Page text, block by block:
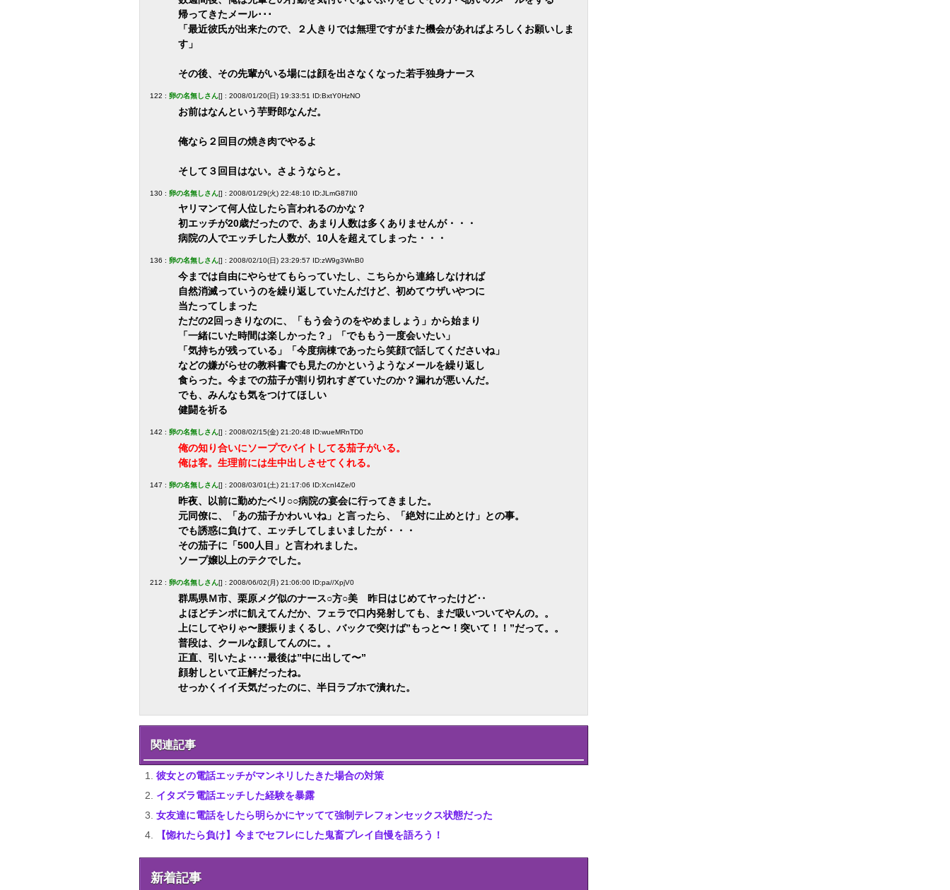
帰ってきたメール･･･
「最近彼氏が出来たので、２人きりでは無理ですがまた機会があればよろしくお願いしま
す」
その後、その先輩がいる場には顔を出さなくなった若手独身ナース
122 : 卵の名無しさん[] : 2008/01/20(日) 19:33:51 ID:BxtY0HzNO
お前はなんという芋野郎なんだ。
俺なら２回目の焼き肉でやるよ
そして３回目はない。さようならと。
130 : 卵の名無しさん[] : 2008/01/29(火) 22:48:10 ID:JLmG87II0
ヤリマンて何人位したら言われるのかな？
初エッチが20歳だったので、あまり人数は多くありませんが・・・
病院の人でエッチした人数が、10人を超えてしまった・・・
136 : 卵の名無しさん[] : 2008/02/10(日) 23:29:57 ID:zW9g3WnB0
今までは自由にやらせてもらっていたし、こちらから連絡しなければ
自然消滅っていうのを繰り返していたんだけど、初めてウザいやつに
当たってしまった
ただの2回っきりなのに、「もう会うのをやめましょう」から始まり
「一緒にいた時間は楽しかった？」「でももう一度会いたい」
「気持ちが残っている」「今度病棟であったら笑顔で話してくださいね」
などの嫌がらせの教科書でも見たのかというようなメールを繰り返し
食らった。今までの茄子が割り切れすぎていたのか？漏れが悪いんだ。
でも、みんなも気をつけてほしい
健闘を祈る
142 : 卵の名無しさん[] : 2008/02/15(金) 21:20:48 ID:wueMRnTD0
俺の知り合いにソープでバイトしてる茄子がいる。
俺は客。生理前には生中出しさせてくれる。
147 : 卵の名無しさん[] : 2008/03/01(土) 21:17:06 ID:XcnI4Ze/0
昨夜、以前に勤めたベリ○○病院の宴会に行ってきました。
元同僚に、「あの茄子かわいいね」と言ったら、「絶対に止めとけ」との事。
でも誘惑に負けて、エッチしてしまいましたが・・・
その茄子に「500人目」と言われました。
ソープ嬢以上のテクでした。
212 : 卵の名無しさん[] : 2008/06/02(月) 21:06:00 ID:pa//XpjV0
群馬県Ｍ市、栗原メグ似のナース○方○美 昨日はじめてヤったけど‥
よほどチンポに飢えてんだか、フェラで口内発射しても、まだ吸いついてやんの。。
上にしてやりゃ〜腰振りまくるし、バックで突けば”もっと〜！突いて！！”だって。。
普段は、クールな顔してんのに。。
正直、引いたよ‥‥最後は”中に出して〜”
顔射しといて正解だったね。
せっかくイイ天気だったのに、半日ラブホで潰れた。
関連記事
彼女との電話エッチがマンネリしたきた場合の対策
イタズラ電話エッチした経験を暴露
女友達に電話をしたら明らかにヤッてて強制テレフォンセックス状態だった
【惚れたら負け】今までセフレにした鬼畜プレイ自慢を語ろう！
新着記事